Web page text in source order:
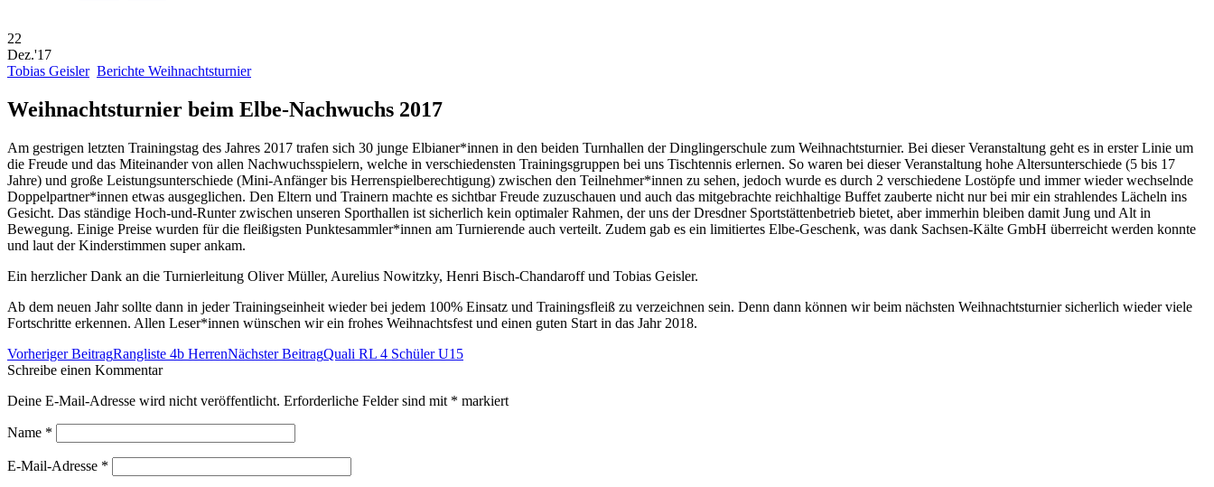
22
Dez.'17
Tobias Geisler Berichte Weihnachtsturnier
Weihnachtsturnier beim Elbe-Nachwuchs 2017
Am gestrigen letzten Trainingstag des Jahres 2017 trafen sich 30 junge Elbianer*innen in den beiden Turnhallen der Dinglingerschule zum Weihnachtsturnier. Bei dieser Veranstaltung geht es in erster Linie um
die Freude und das Miteinander von allen Nachwuchsspielern, welche in verschiedensten Trainingsgruppen bei uns Tischtennis erlernen. So waren bei dieser Veranstaltung hohe Altersunterschiede (5 bis 17
Jahre) und große Leistungsunterschiede (Mini-Anfänger bis Herrenspielberechtigung) zwischen den Teilnehmer*innen zu sehen, jedoch wurde es durch 2 verschiedene Lostöpfe und immer wieder wechselnde
Doppelpartner*innen etwas ausgeglichen. Den Eltern und Trainern machte es sichtbar Freude zuzuschauen und auch das mitgebrachte reichhaltige Buffet zauberte nicht nur bei mir ein strahlendes Lächeln ins
Gesicht. Das ständige Hoch-und-Runter zwischen unseren Sporthallen ist sicherlich kein optimaler Rahmen, der uns der Dresdner Sportstättenbetrieb bietet, aber immerhin bleiben damit Jung und Alt in
Bewegung. Einige Preise wurden für die fleißigsten Punktesammler*innen am Turnierende auch verteilt. Zudem gab es ein limitiertes Elbe-Geschenk, was dank Sachsen-Kälte GmbH überreicht werden konnte
und laut der Kinderstimmen super ankam.
Ein herzlicher Dank an die Turnierleitung Oliver Müller, Aurelius Nowitzky, Henri Bisch-Chandaroff und Tobias Geisler.
Ab dem neuen Jahr sollte dann in jeder Trainingseinheit wieder bei jedem 100% Einsatz und Trainingsfleiß zu verzeichnen sein. Denn dann können wir beim nächsten Weihnachtsturnier sicherlich wieder viele
Fortschritte erkennen. Allen Leser*innen wünschen wir ein frohes Weihnachtsfest und einen guten Start in das Jahr 2018.
Beitrags-
Navigation
Vorheriger BeitragRangliste 4b HerrenNächster BeitragQuali RL 4 Schüler U15
Schreibe einen Kommentar
Deine E-Mail-Adresse wird nicht veröffentlicht. Erforderliche Felder sind mit * markiert
Name *
E-Mail-Adresse *